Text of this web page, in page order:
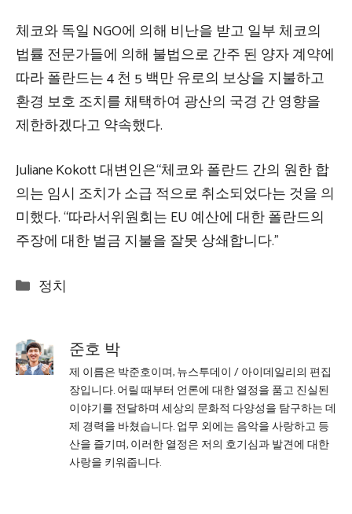
체코와 독일 NGO에 의해 비난을 받고 일부 체코의
법률 전문가들에 의해 불법으로 간주 된 양자 계약에
따라 폴란드는 4 천 5 백만 유로의 보상을 지불하고
환경 보호 조치를 채택하여 광산의 국경 간 영향을
제한하겠다고 약속했다.
Juliane Kokott 대변인은“체코와 폴란드 간의 원한 합
의는 임시 조치가 소급 적으로 취소되었다는 것을 의
미했다. “따라서위원회는 EU 예산에 대한 폴란드의
주장에 대한 벌금 지불을 잘못 상쇄합니다.”
Categories
정치
준호 박
제 이름은 박준호이며, 뉴스투데이 / 아이데일리의 편집
장입니다. 어릴 때부터 언론에 대한 열정을 품고 진실된
이야기를 전달하며 세상의 문화적 다양성을 탐구하는 데
제 경력을 바쳤습니다. 업무 외에는 음악을 사랑하고 등
산을 즐기며, 이러한 열정은 저의 호기심과 발견에 대한
사랑을 키워줍니다.